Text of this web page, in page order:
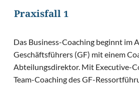
Praxisfall 1
Das Business-Coaching beginnt im
Geschäftsführers (GF) mit einem
Abteilungsdirektor. Mit Executive-
Team-Coaching des GF-